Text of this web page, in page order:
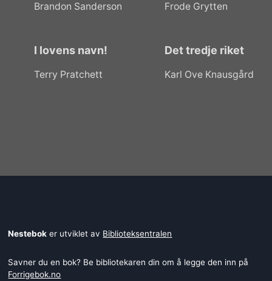
Brandon Sanderson Frode Grytten
I lovens navn!
Terry Pratchett
Det tredje riket
Karl Ove Knausgård
Nestebok er utviklet av Biblioteksentralen
Savner du en bok? Be bibliotekaren din om å legge den inn på
Forrigebok.no